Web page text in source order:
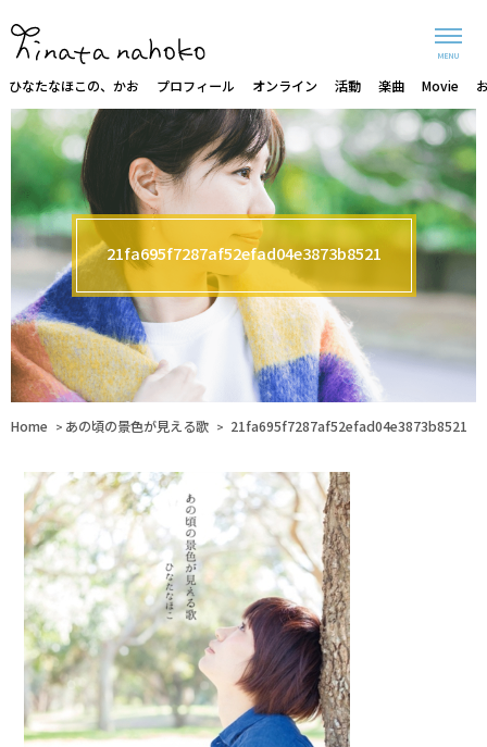
ひなたなほこの、かお プロフィール オンライン 活動 楽曲 Movie
21fa695f7287af52efad04e3873b8521
MENU
Home > あの頃の景色が見える歌 > 21fa695f7287af52efad04e3873b8521